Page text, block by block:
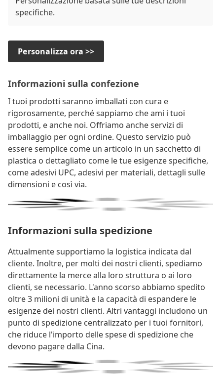
specifiche.
Personalizza ora >>
Informazioni sulla confezione
I tuoi prodotti saranno imballati con cura e
rigorosamente, perché sappiamo che ami i tuoi
prodotti, e anche noi. Offriamo anche servizi di
imballaggio per ogni ordine. Questo servizio può
essere semplice come un articolo in un sacchetto di
plastica o dettagliato come le tue esigenze specifiche,
come adesivi UPC, adesivi per materiali, dettagli sulle
dimensioni e così via.
Informazioni sulla spedizione
Attualmente supportiamo la logistica indicata dal
cliente. Inoltre, per molti dei nostri clienti, spediamo
direttamente la merce alla loro struttura o ai loro
clienti, se necessario. L'anno scorso abbiamo spedito
oltre 3 milioni di unità e la capacità di espandere le
esigenze dei nostri clienti. Altri vantaggi includono un
punto di spedizione centralizzato per i tuoi fornitori,
che riduce l'importo delle spese di spedizione che
devono pagare dalla Cina.